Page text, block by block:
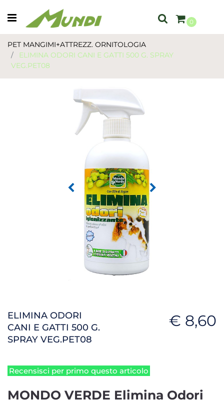
Open menu
0
PET MANGIMI+ATTREZZ. ORNITOLOGIA
ELIMINA ODORI CANI E GATTI 500 G. SPRAY
VEG.PET08
ELIMINA ODORI
CANI E GATTI 500 G.
SPRAY VEG.PET08
€ 8,60
Recensisci per primo questo articolo
MONDO VERDE Elimina Odori